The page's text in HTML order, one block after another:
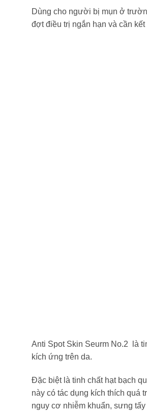
Dùng cho người bị mụn ở
đợt điều trị ngắn hạn và cần
Anti Spot Skin Seurm No.2 là
kích ứng trên da.
Đặc biệt là tinh chất hạt bạch
này có tác dụng kích thích quá
nguy cơ nhiễm khuẩn, sưng